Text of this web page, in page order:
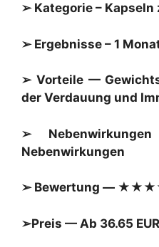
➢ Kategorie –
➢ Ergebnisse – 1
➢ Vorteile —
der Verdauung und
➢
Nebenwirkungen
➢ Bewertung —
➢Preis — Ab 36.65